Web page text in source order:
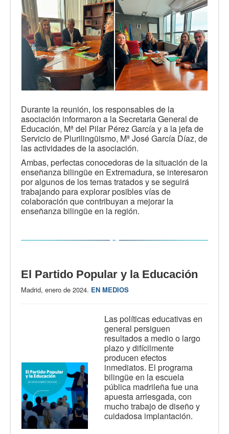
Durante la reunión, los responsables de la
asociación informaron a la Secretaria General de
Educación, Mª del Pilar Pérez García y a la jefa de
Servicio de Plurilingüismo, Mª José García Díaz, de
las actividades de la asociación.
Ambas, perfectas conocedoras de la situación de la
enseñanza bilingüe en Extremadura, se interesaron
por algunos de los temas tratados y se seguirá
trabajando para explorar posibles vías de
colaboración que contribuyan a mejorar la
enseñanza bilingüe en la región.
El Partido Popular y la Educación
Madrid, enero de 2024. EN MEDIOS
Las políticas educativas en
general persiguen
resultados a medio o largo
plazo y difícilmente
producen efectos
inmediatos. El programa
bilingüe en la escuela
pública madrileña fue una
apuesta arriesgada, con
mucho trabajo de diseño y
cuidadosa implantación.